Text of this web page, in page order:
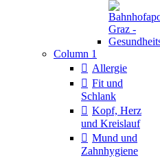
Column 1
Allergie
Fit und
Schlank
Kopf, Herz
und Kreislauf
Mund und
Zahnhygiene